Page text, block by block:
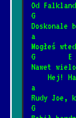
Do
12/31/
*
12/31/
12/31/
Od
G
Doskonale
a
Mogłeś
G        E
Nawet
Hej!
a
Rudy Joe,
G